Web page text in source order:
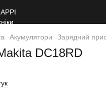
Акумулятори Зарядний
DC18RD